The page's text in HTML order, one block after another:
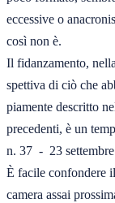
eccessive o
così non è.
Il fidanzamento,
spettiva di ciò che
piamente descritto
precedenti, è un
n. 37  -  23
È facile confondere
camera assai